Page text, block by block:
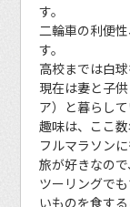
す。
二輪車の利便
す。
高校までは白
現在は妻と子
ア）と暮らして
趣味は、ここ数
フルマラソン
旅が好きなの
ツーリングで
いものを食する